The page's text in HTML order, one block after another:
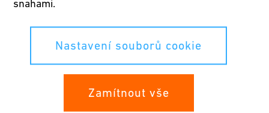
Vaše práva
snahami.
Nastavení souborů cookie
Zamítnout vše